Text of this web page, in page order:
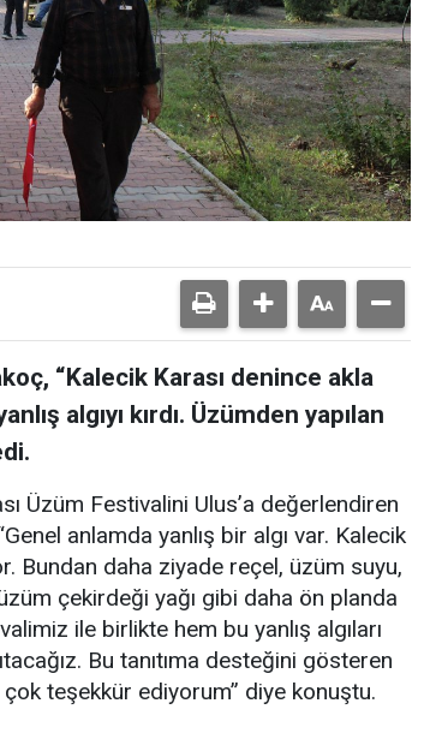
“Kalecik Karası denince akla
algıyı kırdı. Üzümden yapılan
Üzüm Festivalini Ulus’a değerlendiren
anlamda yanlış bir algı var. Kalecik
Bundan daha ziyade reçel, üzüm suyu,
çekirdeği yağı gibi daha ön planda
ile birlikte hem bu yanlış algıları
Bu tanıtıma desteğini gösteren
çok teşekkür ediyorum” diye konuştu.